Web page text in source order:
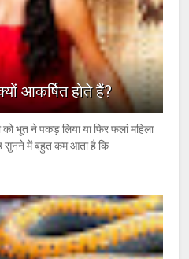
आकर्षित होते हैं?
भूत ने पकड़ लिया या फिर फलां महिला
सुनने में बहुत कम आता है कि